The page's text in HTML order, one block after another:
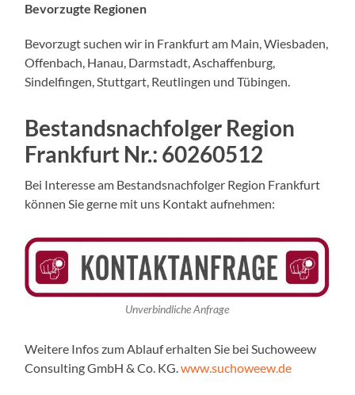
Bevorzugte Regionen
Bevorzugt suchen wir in Frankfurt am Main, Wiesbaden,
Offenbach, Hanau, Darmstadt, Aschaffenburg,
Sindelfingen, Stuttgart, Reutlingen und Tübingen.
Bestandsnachfolger Region
Frankfurt Nr.: 60260512
Bei Interesse am Bestandsnachfolger Region Frankfurt
können Sie gerne mit uns Kontakt aufnehmen:
Unverbindliche Anfrage
Weitere Infos zum Ablauf erhalten Sie bei Suchoweew
Consulting GmbH & Co. KG.www.suchoweew.de